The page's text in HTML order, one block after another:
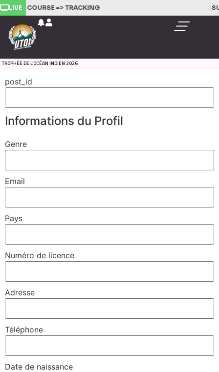
LIVELA COURSE =>TRACKING
TROPHÉE DE L’OCÉAN INDIEN 2026
post_id
Informations du Profil
Genre
Email
Pays
Numéro de licence
Adresse
Téléphone
Date de naissance